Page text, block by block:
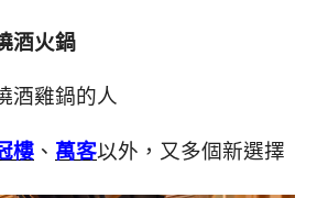
酒火鍋
酒雞鍋的人
樓 、 萬客以外，又多個新選擇